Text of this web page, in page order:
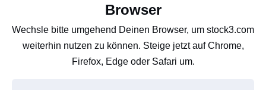
Browser
Wechsle bitte umgehend Deinen Browser, um stock3.com
weiterhin nutzen zu können. Steige jetzt auf Chrome,
Firefox, Edge oder Safari um.